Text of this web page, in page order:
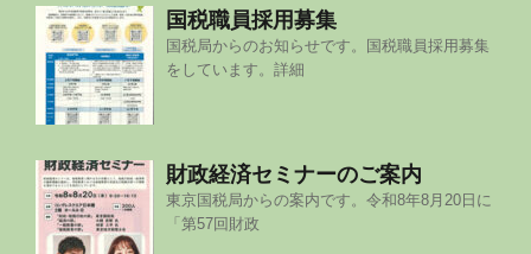
国税職員採用募集
国税局からのお知らせです。国税職員採用募集
をしています。詳細
財政経済セミナーのご案内
東京国税局からの案内です。令和8年8月20日に
「第57回財政